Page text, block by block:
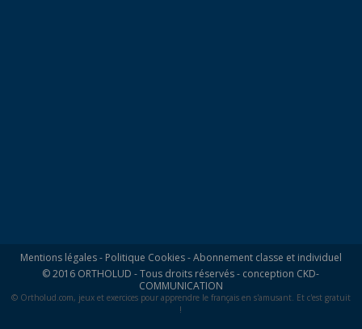
Mentions légales- Politique Cookies-Abonnement classe et individuel
© 2016 ORTHOLUD - Tous droits réservés - conception CKD-
COMMUNICATION
© Ortholud.com, jeux et exercices pour apprendre le français en s'amusant. Et c'est gratuit
!